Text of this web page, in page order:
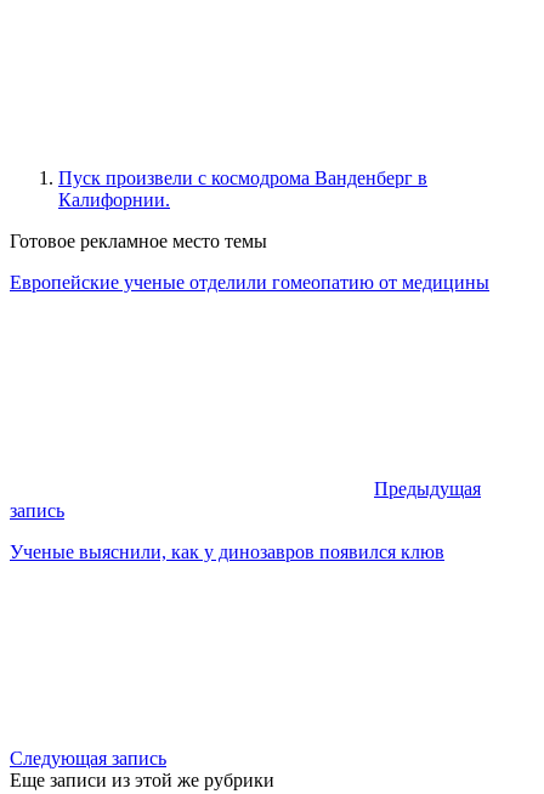
Пуск произвели с космодрома Ванденберг в
Калифорнии.
Готовое рекламное место темы
Европейские ученые отделили гомеопатию от медицины
Предыдущая
запись
Ученые выяснили, как у динозавров появился клюв
Следующая запись
Еще записи из этой же рубрики